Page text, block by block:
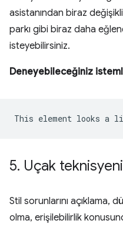
asistanından biraz
parkı gibi biraz daha
isteyebilirsiniz.
Deneyebileceğiniz
5. Uçak
Stil sorunlarını açıklama,
olma, erişilebilirlik